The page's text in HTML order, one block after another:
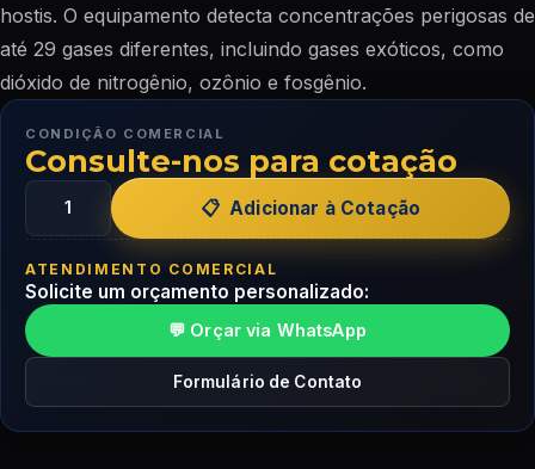
hostis. O equipamento detecta concentrações perigosas de
até 29 gases diferentes, incluindo gases exóticos, como
dióxido de nitrogênio, ozônio e fosgênio.
CONDIÇÃO COMERCIAL
Consulte-nos para cotação
Adicionar à Cotação
ATENDIMENTO COMERCIAL
Solicite um orçamento personalizado:
💬 Orçar via WhatsApp
Formulário de Contato